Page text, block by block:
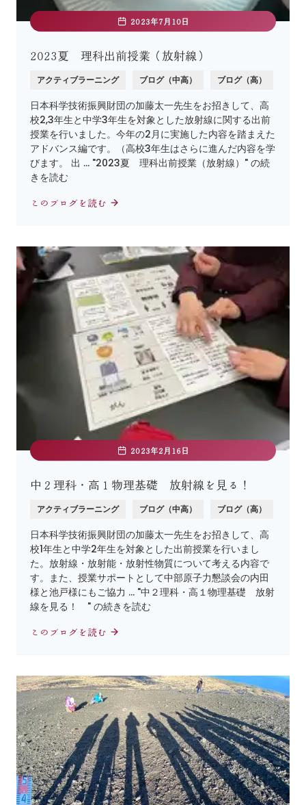
2023年7月10日
2023夏 理科出前授業（放射線）
アクティブラーニング ブログ（中高） ブログ（高）
日本科学技術振興財団の加藤太一先生をお招きして、高
校2,3年生と中学3年生を対象とした放射線に関する出前
授業を行いました。今年の2月に実施した内容を踏まえた
アドバンス編です。（高校3年生はさらに進んだ内容を学
びます。 出 … "2023夏 理科出前授業（放射線）" の続
きを読む
このブログを読む
2023年2月16日
中２理科・高１物理基礎 放射線を見る！
アクティブラーニング ブログ（中高） ブログ（高）
日本科学技術振興財団の加藤太一先生をお招きして、高
校1年生と中学2年生を対象とした出前授業を行いまし
た。放射線・放射能・放射性物質について考える内容で
す。また、授業サポートとして中部原子力懇談会の内田
様と池戸様にもご協力 … "中２理科・高１物理基礎 放射
線を見る！ " の続きを読む
このブログを読む